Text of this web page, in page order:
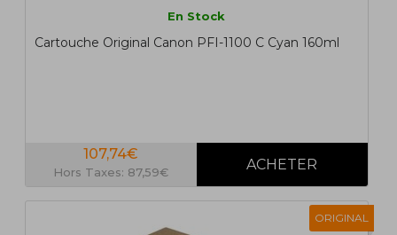
En Stock
Cartouche Original Canon PFI-1100 C Cyan 160ml
107,74€
Hors Taxes: 87,59€
ORIGINAL